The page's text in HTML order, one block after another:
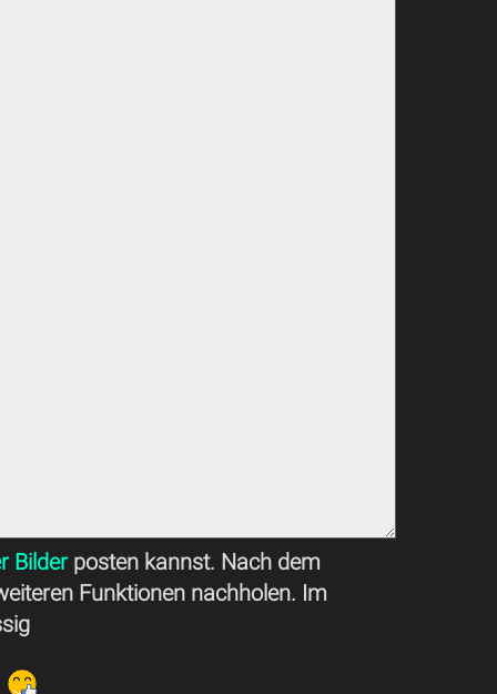
Bilderposten kannst. Nach dem
Funktionen nachholen. Im